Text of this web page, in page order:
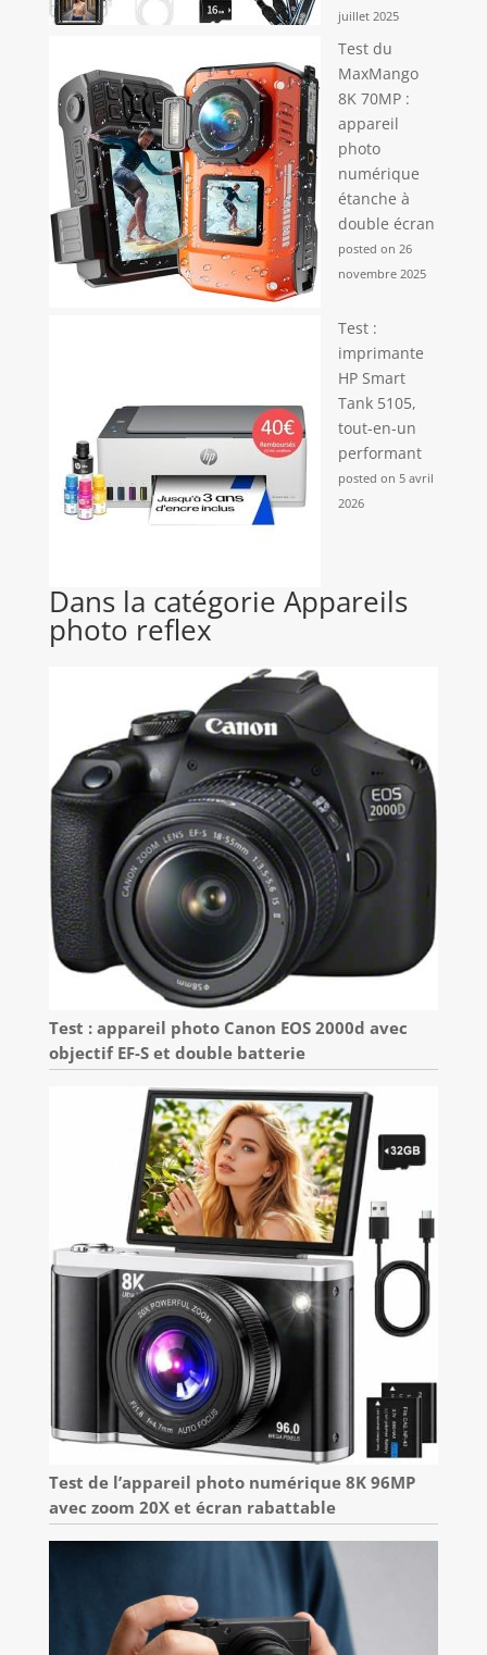
juillet 2025
Test du
MaxMango
8K 70MP :
appareil
photo
numérique
étanche à
double écran
posted on 26
novembre 2025
Test :
imprimante
HP Smart
Tank 5105,
tout-en-un
performant
posted on 5 avril
2026
Dans la catégorie Appareils
photo reflex
Test : appareil photo Canon EOS 2000d avec
objectif EF-S et double batterie
Test de l’appareil photo numérique 8K 96MP
avec zoom 20X et écran rabattable